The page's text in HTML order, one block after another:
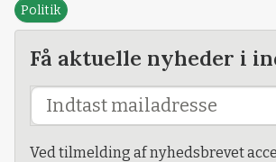
Politik
Få aktuelle nyheder i
Ved tilmelding af nyhedsbrevet